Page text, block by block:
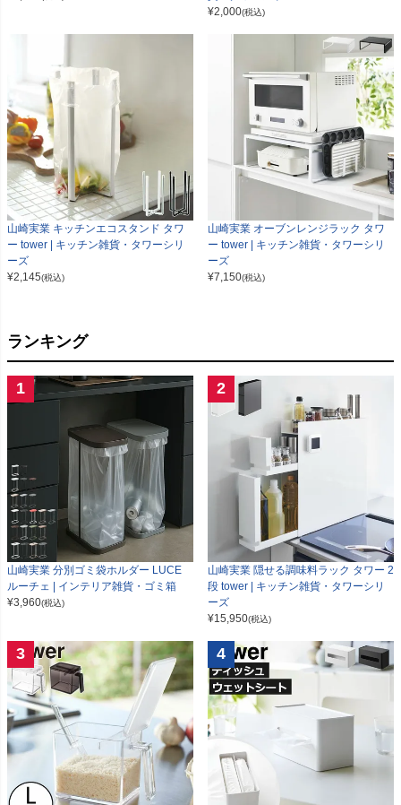
¥2,000(税込)
山崎実業 キッチンエコスタンド タワ
ー tower | キッチン雑貨・タワーシリ
ーズ
¥2,145(税込)
山崎実業 オーブンレンジラック タワ
ー tower | キッチン雑貨・タワーシリ
ーズ
¥7,150(税込)
ランキング
1
山崎実業 分別ゴミ袋ホルダー LUCE
ルーチェ | インテリア雑貨・ゴミ箱
¥3,960(税込)
2
山崎実業 隠せる調味料ラック タワー 2
段 tower | キッチン雑貨・タワーシリ
ーズ
¥15,950(税込)
3 4